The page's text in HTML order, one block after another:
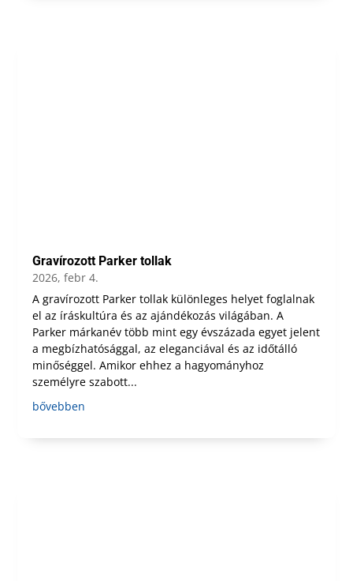
Gravírozott Parker tollak
2026, febr 4.
A gravírozott Parker tollak különleges helyet foglalnak
el az íráskultúra és az ajándékozás világában. A
Parker márkanév több mint egy évszázada egyet jelent
a megbízhatósággal, az eleganciával és az időtálló
minőséggel. Amikor ehhez a hagyományhoz
személyre szabott...
bővebben